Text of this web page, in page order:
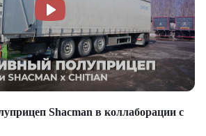
Shacman в коллаборации с